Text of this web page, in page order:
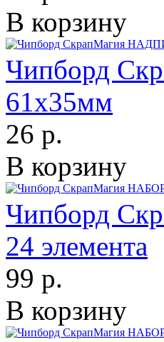
В корзину
Чипборд
61х35мм
26 р.
В корзину
Чипборд
24 элемента
99 р.
В корзину